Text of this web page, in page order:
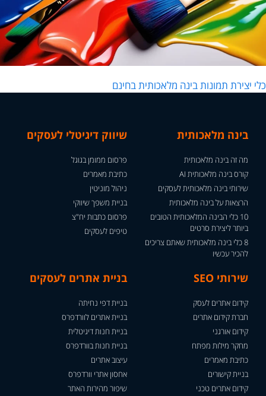
יצירת תמונות בינה מלאכותית בחינם
בינה מלאכותית
מה זה בינה מלאכותית
קורס בינה מלאכותית AI
שירותי בינה מלאכותית לעסקים
הרצאות על בינה מלאכותית
10 כלי הבינה המלאכותית הטובים
ביותר ליצירת סרטים
8 כלי בינה מלאכותית שאתם צריכים
להכיר עכשיו
שיווק דיגיטלי לעסקים
פרסום ממומן בגוגל
כתיבת מאמרים
ניהול מוניטין
בניית משפך שיווקי
פרסום כתבות יח"צ
טיפים לעסקים
שירותי SEO
קידום אתרים לעסק
חברת קידום אתרים
קידום אורגני
מחקר מילות מפתח
כתיבת מאמרים
בניית קישורים
קידום אתרים טכני
בניית אתרים לעסקים
בניית דפי נחיתה
בניית אתרים לוורדפרס
בניית חנות דיגיטלית
בניית חנות בוורדפרס
עיצוב אתרים
אחסון אתרי וורדפרס
שיפור מהירות האתר